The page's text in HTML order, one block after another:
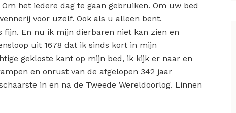
het iedere dag te gaan gebruiken. Om uw bed
voor uzelf. Ook als u alleen bent.
fijn. En nu ik mijn dierbaren niet kan zien en
uit 1678 dat ik sinds kort in mijn
gekloste kant op mijn bed, ik kijk er naar en
en onrust van de afgelopen 342 jaar
in en na de Tweede Wereldoorlog. Linnen